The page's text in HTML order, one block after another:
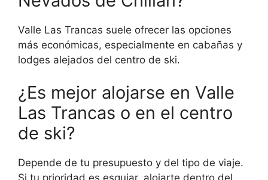
Valle Las Trancas suele ofrecer las opciones
más económicas, especialmente en cabañas y
lodges alejados del centro de ski.
¿Es mejor alojarse en Valle
Las Trancas o en el centro
de ski?
Depende de tu presupuesto y del tipo de viaje.